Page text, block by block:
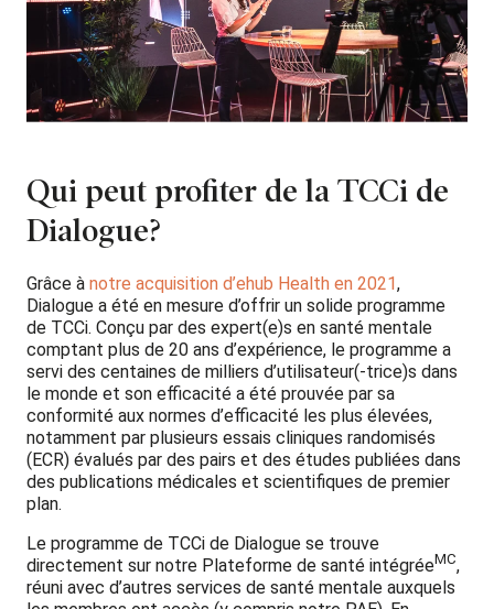
Qui peut profiter de la TCCi de
Dialogue?
Grâce à notre acquisition d’ehub Health en 2021,
Dialogue a été en mesure d’offrir un solide programme
de TCCi. Conçu par des expert(e)s en santé mentale
comptant plus de 20 ans d’expérience, le programme a
servi des centaines de milliers d’utilisateur(-trice)s dans
le monde et son efficacité a été prouvée par sa
conformité aux normes d’efficacité les plus élevées,
notamment par plusieurs essais cliniques randomisés
(ECR) évalués par des pairs et des études publiées dans
des publications médicales et scientifiques de premier
plan.
Le programme de TCCi de Dialogue se trouve
directement sur notre Plateforme de santé intégréeMC,
réuni avec d’autres services de santé mentale auxquels